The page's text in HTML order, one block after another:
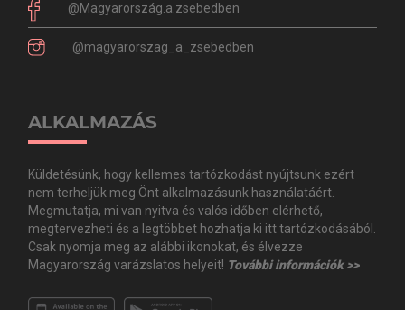
@Magyarország.a.zsebedben
@magyarorszag_a_zsebedben
ALKALMAZÁS
Küldetésünk, hogy kellemes tartózkodást nyújtsunk ezért
nem terheljük meg Önt alkalmazásunk használatáért.
Megmutatja, mi van nyitva és valós időben elérhető,
megtervezheti és a legtöbbet hozhatja ki itt tartózkodásából.
Csak nyomja meg az alábbi ikonokat, és élvezze
Magyarország varázslatos helyeit! További információk >>